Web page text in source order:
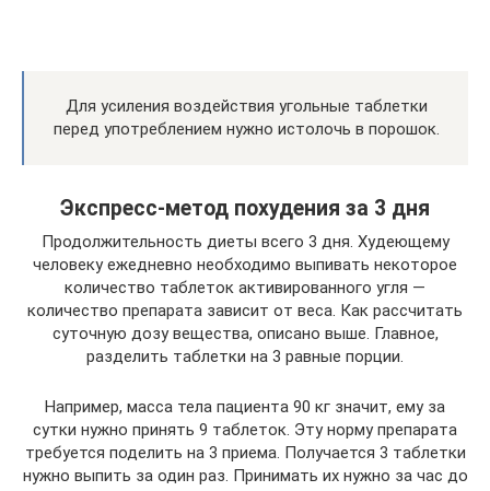
Для усиления воздействия угольные таблетки
перед употреблением нужно истолочь в порошок.
Экспресс-метод похудения за 3 дня
Продолжительность диеты всего 3 дня. Худеющему
человеку ежедневно необходимо выпивать некоторое
количество таблеток активированного угля —
количество препарата зависит от веса. Как рассчитать
суточную дозу вещества, описано выше. Главное,
разделить таблетки на 3 равные порции.
Например, масса тела пациента 90 кг значит, ему за
сутки нужно принять 9 таблеток. Эту норму препарата
требуется поделить на 3 приема. Получается 3 таблетки
нужно выпить за один раз. Принимать их нужно за час до